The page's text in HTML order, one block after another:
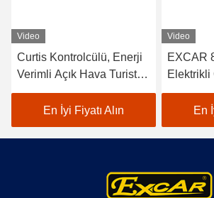
Video
Curtis Kontrolcülü, Enerji
Verimli Açık Hava Turistik
Cazibe Merkezlerinde
Kullanım İçin ISO Onaylı
48V Trojan Akülü Elektrikli
Gezi Yolcu Aracı
En İyi Fiyatı Alın
Video
EXCAR
Elektrikli
Cihazı
Köyü
En